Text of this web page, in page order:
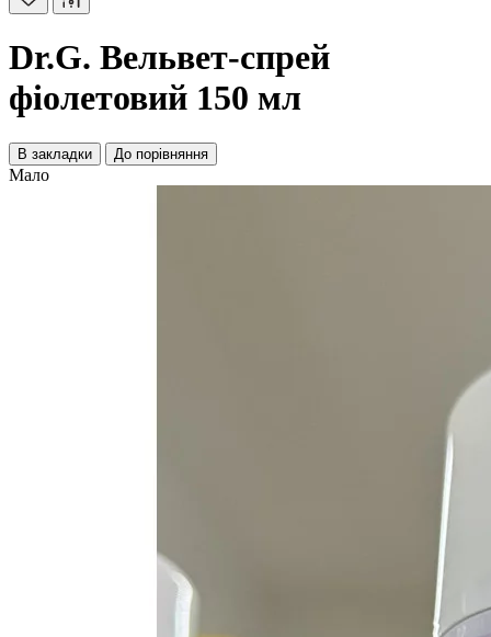
Dr.G. Вельвет-спрей
фіолетовий 150 мл
В закладки До порівняння
Мало